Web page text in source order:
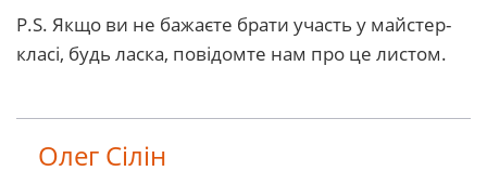
P.S. Якщо ви не бажаєте брати участь у майстер-
класі, будь ласка, повідомте нам про це листом.
Олег Сілін